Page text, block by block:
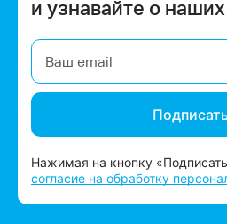
и узнавайте о
Нажимая на кнопку
согласие на обработку